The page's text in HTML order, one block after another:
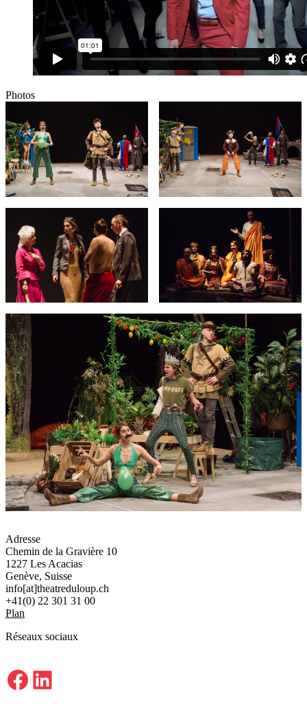
Photos
Adresse
Chemin de la Gravière 10
1227 Les Acacias
Genève, Suisse
info[at]theatreduloup.ch
+41(0) 22 301 31 00
Plan
Réseaux sociaux
Facebook LinkedIn